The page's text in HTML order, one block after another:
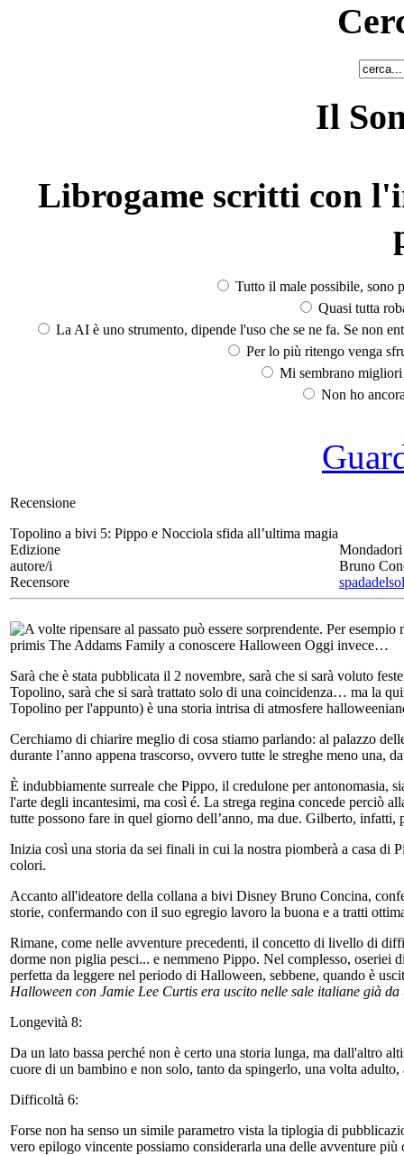
Il
Librogame scritti con
Tutto il male possibile, sono
Quasi tutta
La AI è uno strumento, dipende l'uso che se ne fa. Se non
Per lo più ritengo venga
Mi sembrano
Non ho
Recensione
Topolino a bivi 5: Pippo e Nocciola sfida all’ultima magia
Edizione
autore/i
Bruno
Recensore
A volte ripensare al passato può essere sorprendente. Per
primis The Addams Family a conoscere Halloween Oggi invece…
Sarà che è stata pubblicata il 2 novembre, sarà che si sarà voluto
Topolino, sarà che si sarà trattato solo di una coincidenza… ma la
Topolino per l'appunto) è una storia intrisa di atmosfere
Cerchiamo di chiarire meglio di cosa stiamo parlando: al palazzo
durante l’anno appena trascorso, ovvero tutte le streghe meno una,
È indubbiamente surreale che Pippo, il credulone per antonomasia,
l'arte degli incantesimi, ma così é. La strega regina concede perciò
tutte possono fare in quel giorno dell’anno, ma due. Gilberto,
Inizia così una storia da sei finali in cui la nostra piomberà a casa di
colori.
Accanto all'ideatore della collana a bivi Disney Bruno Concina,
storie, confermando con il suo egregio lavoro la buona e a tratti
Rimane, come nelle avventure precedenti, il concetto di livello di
dorme non piglia pesci... e nemmeno Pippo. Nel complesso, oseriei
perfetta da leggere nel periodo di Halloween, sebbene, quando è
Halloween con Jamie Lee Curtis era uscito nelle sale italiane già
Longevità 8:
Da un lato bassa perché non è certo una storia lunga, ma dall'altro
cuore di un bambino e non solo, tanto da spingerlo, una volta
Difficoltà 6:
Forse non ha senso un simile parametro vista la tiplogia di
vero epilogo vincente possiamo considerarla una delle avventure